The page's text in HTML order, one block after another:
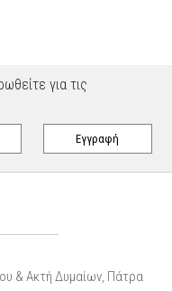
για τις
& Ακτή Δυμαίων, Πάτρα